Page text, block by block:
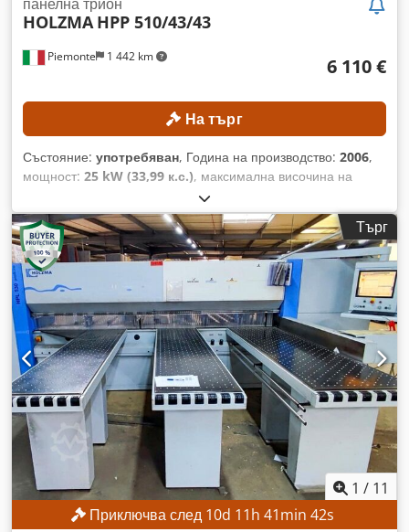
Piemonte 1 442 km
HOLZMA HPP 510/43/43
6 110 €
На търг
Състояние: употребяван, Година на производство: 2006,
мощност: 25 kW (33,99 к.с.), максимална височина на
, максимална ширина на рязане:
максимална дължина на рязане:4 300 мм, ТЕХНИЧЕСКИ
ДЕТАЙЛИ Макс. ширина на плота: 4300 мм Макс. дължина
на плота: 4300 мм Мин. височина на рязане: 3 мм Макс.
височина на рязане: 110 мм Макс. надвес на диска: 125 мм
Подаващо устройство и захващащи устройства Брой
захващащи устройства: 9 Брой захващащи устройства на
ограничителя: 9 Dodpozmtn Sjfx Aa Tekr Макс. скорост на
подаване: 80 м/мин Макс. скорост на подаване на
режещата каретка: 120 м/мин Режеща каретка Макс.
диаметър на инструмента: 450 мм Мощност на двигателя:
18 kW Скорост на въртене: 2870 об./мин Предварително
разрязващ агрегат Изпълнение: Предварително разрязващ
агрегат за постформиране Макс. диаметър на
инструмента: 340 мм Мощност на двигателя: 2,2 kW
Скорост на въртене: 2880 об./мин ДЕТАЙЛИ ЗА
МАШИНАТА Система за управление: Windows XP Софтуер
за програмиране на машината: CADMATIC 3 Обща
Търг
1 / 11
Приключва след 10d 11h 41min 40s